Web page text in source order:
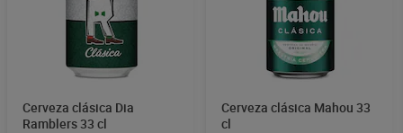
Cerveza clásica Dia
Ramblers 33 cl
Cerveza clásica Mahou 33
cl